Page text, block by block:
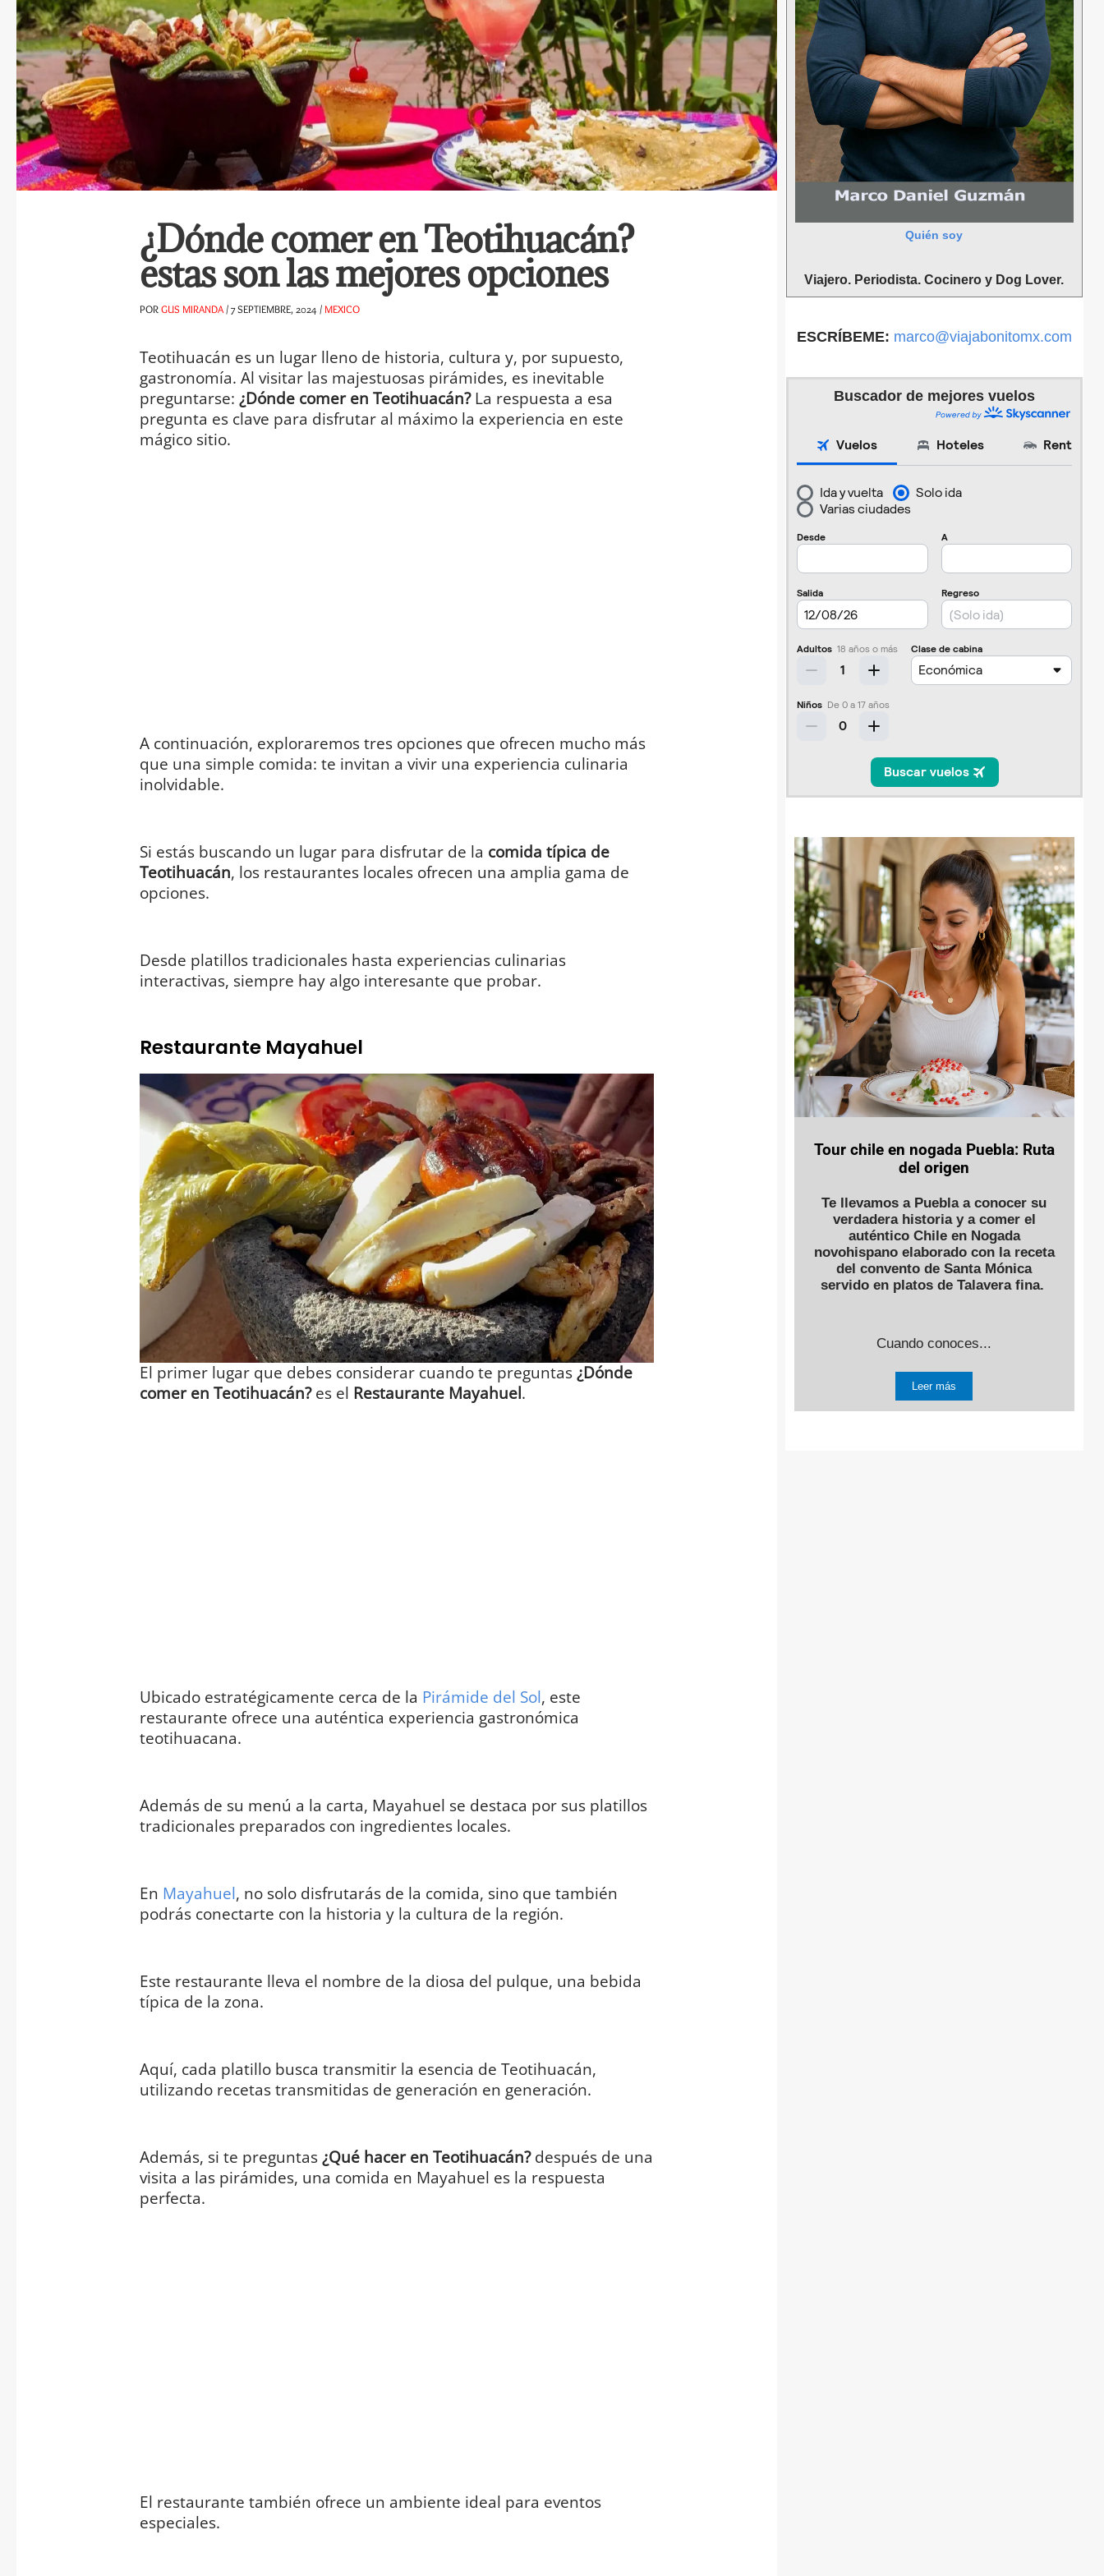
¿Dónde comer en Teotihuacán?
estas son las mejores opciones
PORGUS MIRANDA /7 SEPTIEMBRE, 2024 / MEXICO
Teotihuacán es un lugar lleno de historia, cultura y, por supuesto,
gastronomía. Al visitar las majestuosas pirámides, es inevitable
preguntarse: ¿Dónde comer en Teotihuacán?La respuesta a esa
pregunta es clave para disfrutar al máximo la experiencia en este
mágico sitio.
A continuación, exploraremos tres opciones que ofrecen mucho más
que una simple comida: te invitan a vivir una experiencia culinaria
inolvidable.
Si estás buscando un lugar para disfrutar de la comida típica de
Teotihuacán, los restaurantes locales ofrecen una amplia gama de
opciones.
Desde platillos tradicionales hasta experiencias culinarias
interactivas, siempre hay algo interesante que probar.
Restaurante Mayahuel
El primer lugar que debes considerar cuando te preguntas¿Dónde
comer en Teotihuacán?es el Restaurante Mayahuel.
Ubicado estratégicamente cerca de la Pirámide del Sol, este
restaurante ofrece una auténtica experiencia gastronómica
teotihuacana.
Además de su menú a la carta, Mayahuel se destaca por sus platillos
tradicionales preparados con ingredientes locales.
En Mayahuel, no solo disfrutarás de la comida, sino que también
podrás conectarte con la historia y la cultura de la región.
Este restaurante lleva el nombre de la diosa del pulque, una bebida
típica de la zona.
Aquí, cada platillo busca transmitir la esencia de Teotihuacán,
utilizando recetas transmitidas de generación en generación.
Además, si te preguntas¿Qué hacer en Teotihuacán?después de una
visita a las pirámides, una comida en Mayahuel es la respuesta
perfecta.
El restaurante también ofrece un ambiente ideal para eventos
especiales.
Quién soy
Viajero. Periodista. Cocinero y Dog Lover.
ESCRÍBEME: marco@viajabonitomx.com
Buscador de mejores vuelos
Tour chile en nogada Puebla: Ruta
del origen
Te llevamos a Puebla a conocer su
verdadera historia y a comer el
auténtico Chile en Nogada
novohispano elaborado con la receta
del convento de Santa Mónica
servido en platos de Talavera fina.
Cuando conoces...
Leer más